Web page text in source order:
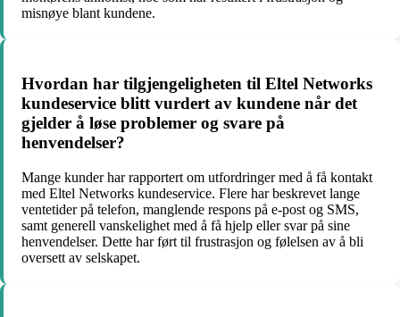
misnøye blant kundene.
Hvordan har tilgjengeligheten til Eltel Networks
kundeservice blitt vurdert av kundene når det
gjelder å løse problemer og svare på
henvendelser?
Mange kunder har rapportert om utfordringer med å få kontakt
med Eltel Networks kundeservice. Flere har beskrevet lange
ventetider på telefon, manglende respons på e-post og SMS,
samt generell vanskelighet med å få hjelp eller svar på sine
henvendelser. Dette har ført til frustrasjon og følelsen av å bli
oversett av selskapet.